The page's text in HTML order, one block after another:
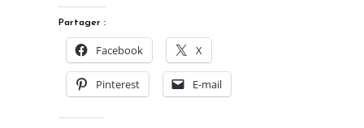
Partager :
Facebook X
Pinterest E-mail